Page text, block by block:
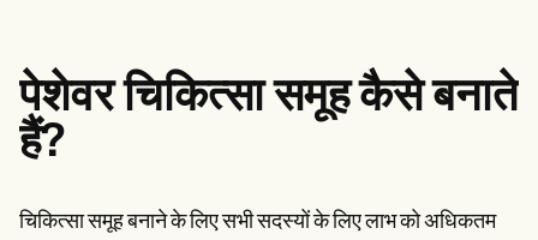
पेशेवर चिकित्सा समूह कैसे बनाते
हैं?
चिकित्सा समूह बनाने के लिए सभी सदस्यों के लिए लाभ को अधिकतम